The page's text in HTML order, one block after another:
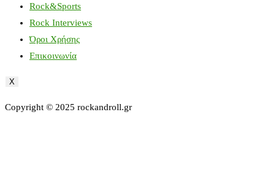
Rock&Sports
Rock Interviews
Όροι Χρήσης
Επικοινωνία
X
Copyright © 2025 rockandroll.gr